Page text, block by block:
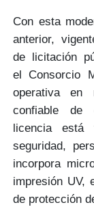
Con esta
anterior,
de licitación
elConsorcio
operativa en
confiable de
licencia está
seguridad,
incorpora
impresión UV,
de protección